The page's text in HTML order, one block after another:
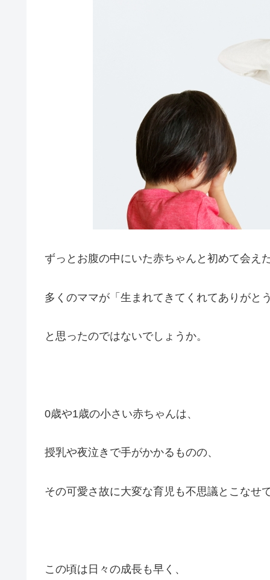
ずっとお腹の中にいた赤ちゃんと初めて会え
多くのママが「生まれてきてくれてありがと
と思ったのではないでしょうか。
0歳や1歳の小さい赤ちゃんは、
授乳や夜泣きで手がかかるものの、
その可愛さ故に大変な育児も不思議とこなせ
この頃は日々の成長も早く、